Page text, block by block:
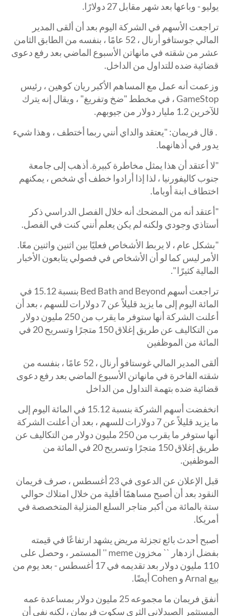
يوليو - وباعها بعد شهر مقابل 27 دولارًا.
تراجعت الأسهم في الشركة اليوم بعد أن ألقى المدير
المالي جوستافو أرنال ، 52 عامًا ، بنفسه من الطابق الثامن
عشر من شقته في مانهاتن الأسبوع الماضي بعد رفع دعوى
قضائية ضده للتداول من الداخل.
وزعمت أنه عمل مع المساهم الأكبر ريان كوهين ، رئيس
GameStop ، في مخطط "ضخ وتفريغ" ، ويقال إنه يترك
للآخرين 1.2 مليار دولار من جيوبهم.
. قال فريمان: "يعتقد والداي أنني ربما أختطف ، وهذا شيء
يدور في أذهانهما.
"لا أعتقد أن هذا يمثل مخاطرة كبيرة. أذهب إلى جامعة
جنوب كاليفورنيا ، لذا إذا أرادوا خطف أي شخص ، يمكنهم
اختطاف ابنة أوباما.
"أعتقد أنه من المضحك أنه خلال الفصل الدراسي ذكر
أستاذي وجودي ولكنه لم يكن يعلم أنني كنت في الفصل.
"بشكل عام ، لا يربط الأشخاص فعليًا بين اثنين واثنين معًا.
الأمر ليس كما لو أن الأشخاص في فصولي يتابعون الأخبار
المالية كثيرًا ".
تراجعت أسهم Bed Bath and Beyond بنسبة 15.12 في
المائة اليوم إلى ما يزيد قليلاً عن 7 دولارات للسهم ، بعد أن
أعلنت الشركة أنها ستوفر ما يقرب من 250 مليون دولار
من التكاليف عن طريق إغلاق 150 متجرًا وتسريح 20 في
المائة من الموظفين
ألقى المدير المالي غوستافو أرنال ، 52 عامًا ، بنفسه من
شقته الفاخرة في مانهاتن الأسبوع الماضي بعد رفع دعوى
قضائية ضده بتهمة التداول من الداخل
انخفضت أسهم الشركة بنسبة 15.12 في المائة اليوم إلى
ما يزيد قليلاً عن 7 دولارات للسهم ، بعد أن أعلنت الشركة
أنها ستوفر ما يقرب من 250 مليون دولار من التكاليف عن
طريق إغلاق 150 متجرًا وتسريح 20 في المائة من
الموظفين.
قبل الإعلان عن الدعوى في 23 أغسطس ، صرف فريمان
النقود بعد أن أصبح مساهمًا أقلية من خلال امتلاك حوالي
ستة بالمائة من أكبر متاجر السلع المنزلية المتخصصة في
أمريكا.
أصبح أحدث بائع تجزئة مريض يشهد ارتفاعًا في قيمته
بفضل ازدهار `` مخزون meme '' المستمر ، وحصل على
110 مليون دولار بعد تقديمه في 17 أغسطس - بعد يوم من
بيع Arnal و Cohen أيضًا.
أنفق فريمان ما مجموعه 25 مليون دولار بمساعدة عمه
المستثمر الصيدلاني الثري سكوت فريمان ، لكنه نفى أن